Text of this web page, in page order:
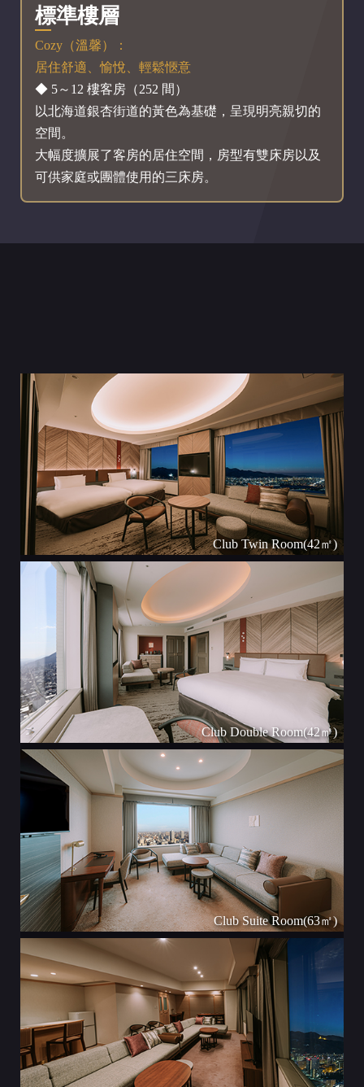
標準樓層
Cozy（溫馨）：
居住舒適、愉悅、輕鬆愜意
◆ 5～12 樓客房（252 間）
以北海道銀杏街道的黃色為基礎，呈現明亮親切的
空間。
大幅度擴展了客房的居住空間，房型有雙床房以及
可供家庭或團體使用的三床房。
Club Twin Room(42㎡)
Club Double Room(42㎡)
Club Suite Room(63㎡)